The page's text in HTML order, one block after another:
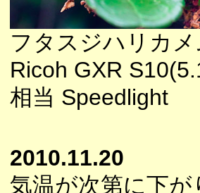
フタスジハリカ
Ricoh GXR
相当 Speedlight
2010.11.20
気温が次第に下